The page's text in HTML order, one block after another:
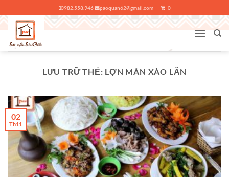
qua
nội
dung
0982.558.946 paoquan62@gmail.com 0
LƯU TRỮ THẺ: LỢN MÁN XÀO LĂN
02
Th11